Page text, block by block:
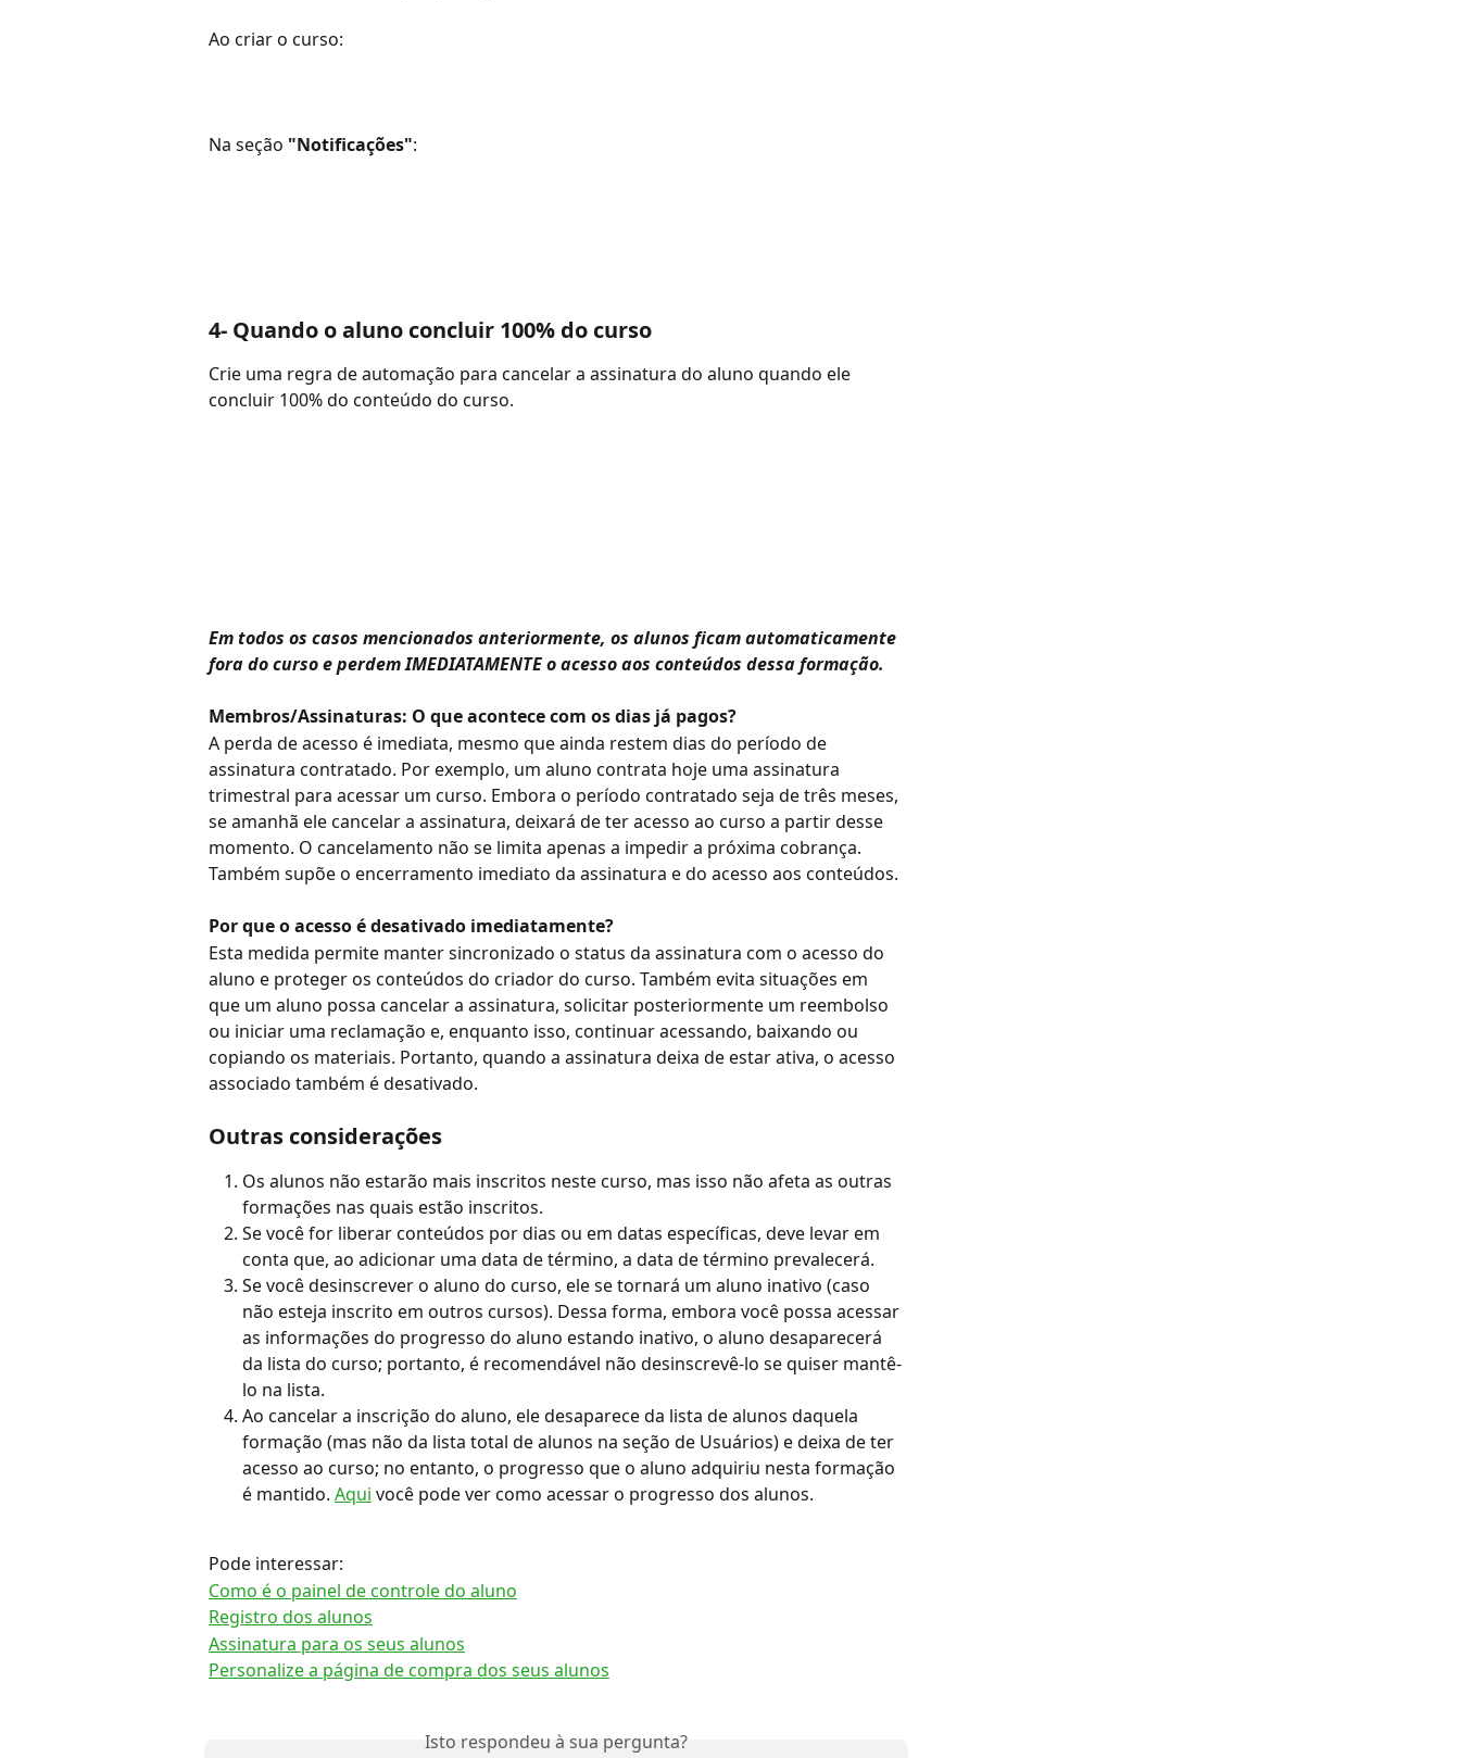
Ao criar o curso:
Na seção "Notificações":
4- Quando o aluno concluir 100% do curso
Crie uma regra de automação para cancelar a assinatura do aluno quando ele
concluir 100% do conteúdo do curso.
Em todos os casos mencionados anteriormente, os alunos ficam automaticamente
fora do curso e perdem IMEDIATAMENTE o acesso aos conteúdos dessa formação.
Membros/Assinaturas: O que acontece com os dias já pagos?
A perda de acesso é imediata, mesmo que ainda restem dias do período de
assinatura contratado. Por exemplo, um aluno contrata hoje uma assinatura
trimestral para acessar um curso. Embora o período contratado seja de três meses,
se amanhã ele cancelar a assinatura, deixará de ter acesso ao curso a partir desse
momento. O cancelamento não se limita apenas a impedir a próxima cobrança.
Também supõe o encerramento imediato da assinatura e do acesso aos conteúdos.
Por que o acesso é desativado imediatamente?
Esta medida permite manter sincronizado o status da assinatura com o acesso do
aluno e proteger os conteúdos do criador do curso. Também evita situações em
que um aluno possa cancelar a assinatura, solicitar posteriormente um reembolso
ou iniciar uma reclamação e, enquanto isso, continuar acessando, baixando ou
copiando os materiais. Portanto, quando a assinatura deixa de estar ativa, o acesso
associado também é desativado.
Outras considerações
Os alunos não estarão mais inscritos neste curso, mas isso não afeta as outras
formações nas quais estão inscritos.
Se você for liberar conteúdos por dias ou em datas específicas, deve levar em
conta que, ao adicionar uma data de término, a data de término prevalecerá.
Se você desinscrever o aluno do curso, ele se tornará um aluno inativo (caso
não esteja inscrito em outros cursos). Dessa forma, embora você possa acessar
as informações do progresso do aluno estando inativo, o aluno desaparecerá
da lista do curso; portanto, é recomendável não desinscrevê-lo se quiser mantê-
lo na lista.
Ao cancelar a inscrição do aluno, ele desaparece da lista de alunos daquela
formação (mas não da lista total de alunos na seção de Usuários) e deixa de ter
acesso ao curso; no entanto, o progresso que o aluno adquiriu nesta formação
é mantido. Aqui você pode ver como acessar o progresso dos alunos.
Pode interessar:
Como é o painel de controle do aluno
Registro dos alunos
Assinatura para os seus alunos
Personalize a página de compra dos seus alunos
Isto respondeu à sua pergunta?